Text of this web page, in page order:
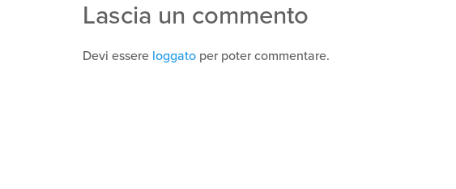
Lascia un commento
Devi essere loggato per poter commentare.